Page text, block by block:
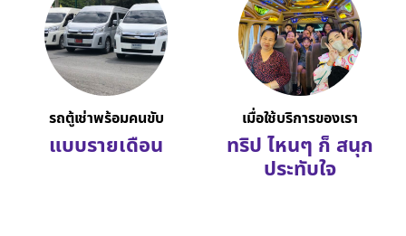
รถตู้เช่าพร้อมคนขับ
แบบรายเดือน
เมื่อใช้บริการของเรา
ทริป ไหนๆ ก็ สนุก
ประทับใจ